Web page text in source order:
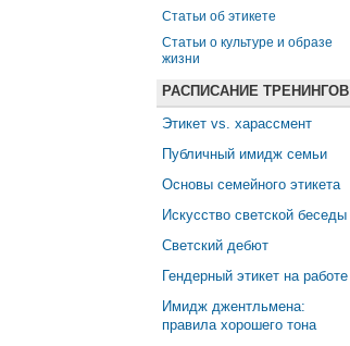
Статьи об этикете
Статьи о культуре и образе
жизни
РАСПИСАНИЕ ТРЕНИНГОВ
Этикет vs. харассмент
Публичный имидж семьи
Основы семейного этикета
Искусство светской беседы
Светский дебют
Гендерный этикет на работе
Имидж джентльмена:
правила хорошего тона